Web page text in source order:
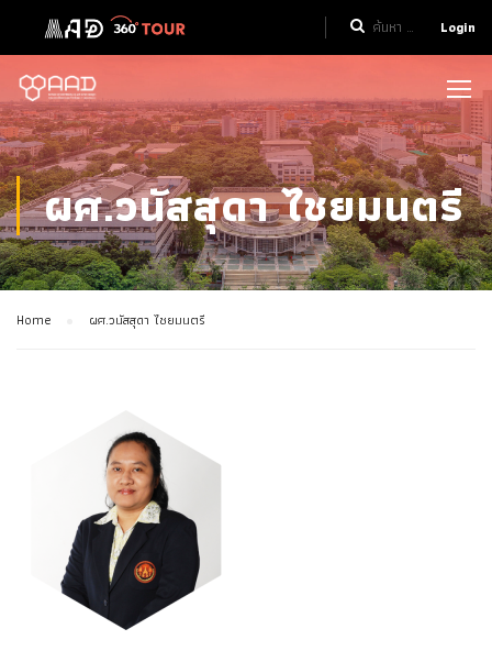
Login
ผศ.วนัสสุดา ไชยมนตรี
Home ผศ.วนัสสุดา ไชยมนตรี